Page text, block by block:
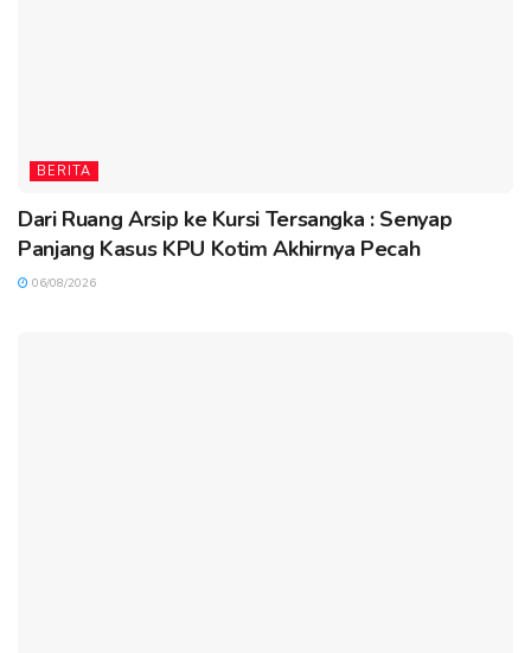
BERITA
Dari Ruang Arsip ke Kursi Tersangka : Senyap
Panjang Kasus KPU Kotim Akhirnya Pecah
06/08/2026